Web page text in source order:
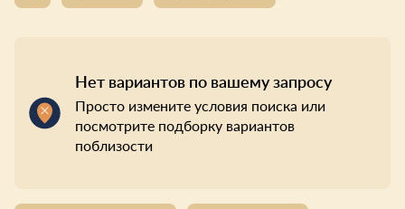
Нет вариантов по вашему запросу
Просто измените условия поиска или
посмотрите подборку вариантов
поблизости